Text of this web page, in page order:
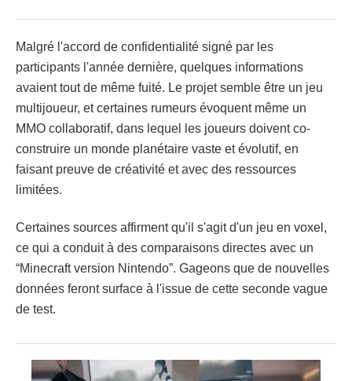
Malgré l'accord de confidentialité signé par les
participants l'année dernière, quelques informations
avaient tout de même fuité. Le projet semble être un jeu
multijoueur, et certaines rumeurs évoquent même un
MMO collaboratif, dans lequel les joueurs doivent co-
construire un monde planétaire vaste et évolutif, en
faisant preuve de créativité et avec des ressources
limitées.
Certaines sources affirment qu'il s'agit d'un jeu en voxel,
ce qui a conduit à des comparaisons directes avec un
“Minecraft version Nintendo”. Gageons que de nouvelles
données feront surface à l'issue de cette seconde vague
de test.